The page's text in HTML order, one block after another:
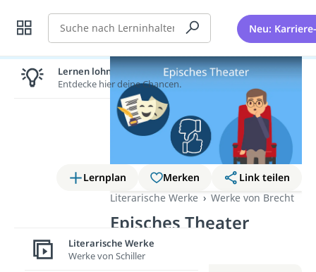
Suche Neu:
Lernplan Merken
Link teilen
Literarische Werke
Werke von Brecht
Episches Theater
(Video)
Lernen lohnt sich!
Entdecke hier deine Chancen.
Literarische Werke
Werke von Schiller